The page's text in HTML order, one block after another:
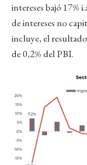
intereses bajó 17%
de intereses no
incluye, el
de 0,2% del PBI.